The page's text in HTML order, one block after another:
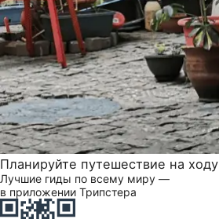
Планируйте путешествие на ходу
Лучшие гиды по всему миру —
в приложении Трипстера